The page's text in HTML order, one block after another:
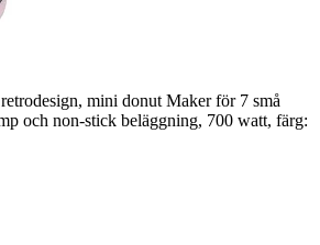
mini donut Maker för 7 små
och non-stick beläggning, 700 watt, färg: